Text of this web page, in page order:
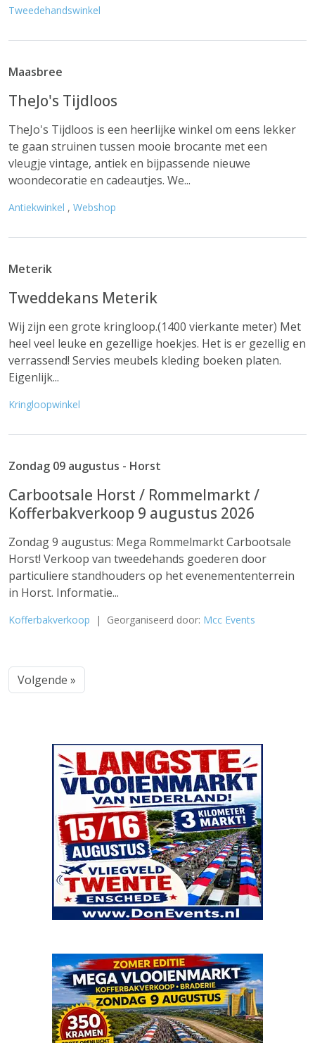
Tweedehandswinkel
Maasbree
TheJo's Tijdloos
TheJo's Tijdloos is een heerlijke winkel om eens lekker
te gaan struinen tussen mooie brocante met een
vleugje vintage, antiek en bijpassende nieuwe
woondecoratie en cadeautjes. We...
Antiekwinkel , Webshop
Meterik
Tweddekans Meterik
Wij zijn een grote kringloop.(1400 vierkante meter) Met
heel veel leuke en gezellige hoekjes. Het is er gezellig en
verrassend! Servies meubels kleding boeken platen.
Eigenlijk...
Kringloopwinkel
Zondag 09 augustus - Horst
Carbootsale Horst / Rommelmarkt /
Kofferbakverkoop 9 augustus 2026
Zondag 9 augustus: Mega Rommelmarkt Carbootsale
Horst! Verkoop van tweedehands goederen door
particuliere standhouders op het evenemententerrein
in Horst. Informatie...
Kofferbakverkoop | Georganiseerd door: Mcc Events
Volgende »